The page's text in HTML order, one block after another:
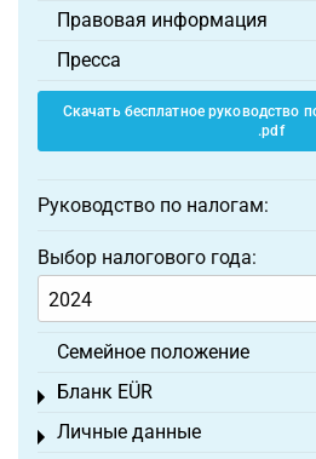
Правовая информация
Пресса
Скачать бесплатное руководство
.pdf
Руководство по налогам:
Выбор налогового года:
Семейное положение
Бланк EÜR
Toggle menu
Личные данные
Toggle menu